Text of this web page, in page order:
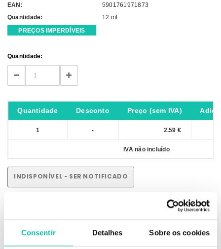
Consentir Detalhes Sobre os cookies
EAN:
5901761971873
Quantidade:
12 ml
PREÇOS IMPERDÍVEIS
Current
Stock:
Quantidade:
DECREASE
QUANTITY:
INCREASE
QUANTITY:
Quantidade Desconto Preço (sem IVA)
1 - 2.59 €
IVA não incluído
INDISPONÍVEL - SER NOTIFICADO
DESCRIÇÃO